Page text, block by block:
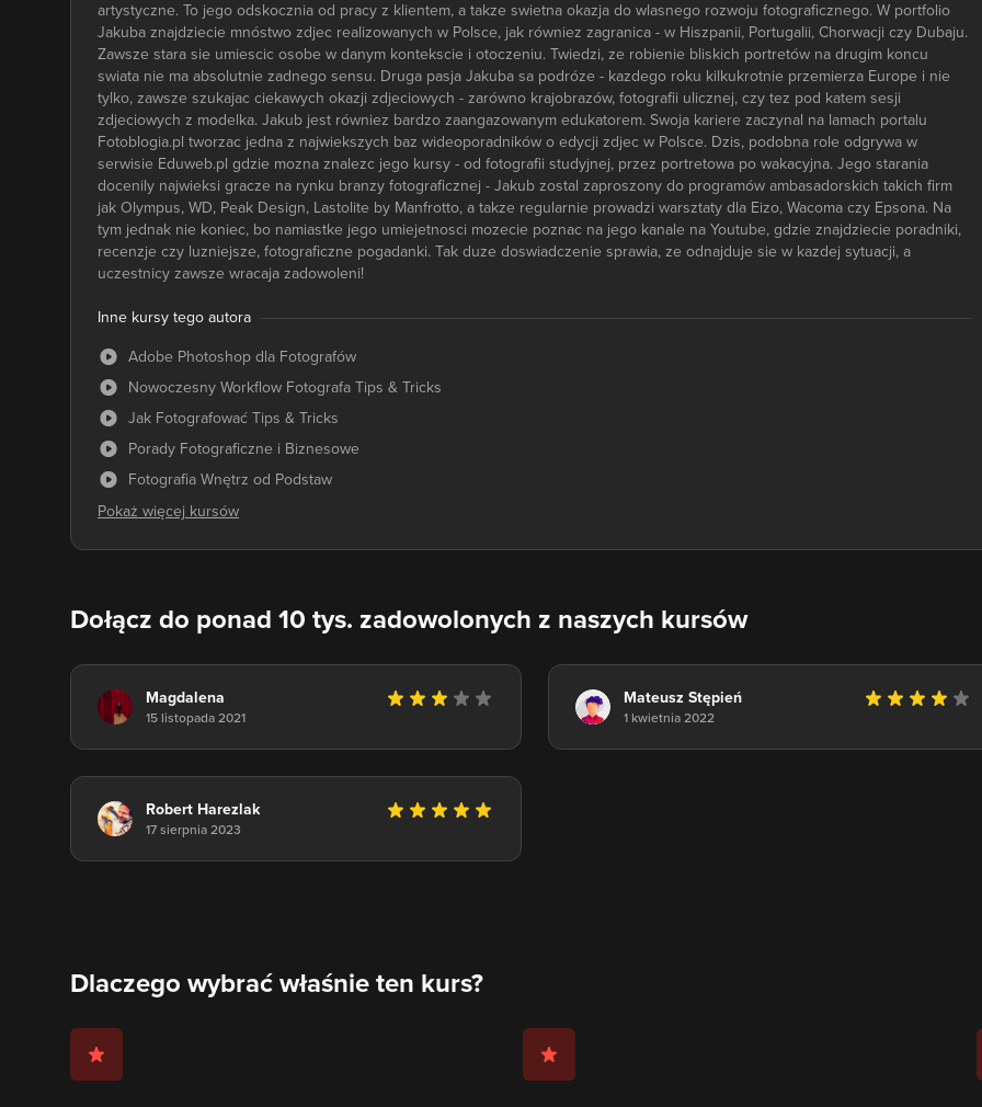
artystyczne. To jego odskocznia od pracy z klientem, a takze swietna okazja do wlasnego rozwoju fotograficznego. W portfolio
Jakuba znajdziecie mnóstwo zdjec realizowanych w Polsce, jak równiez zagranica - w Hiszpanii, Portugalii, Chorwacji czy Dubaju.
Zawsze stara sie umiescic osobe w danym kontekscie i otoczeniu. Twiedzi, ze robienie bliskich portretów na drugim koncu
swiata nie ma absolutnie zadnego sensu. Druga pasja Jakuba sa podróze - kazdego roku kilkukrotnie przemierza Europe i nie
tylko, zawsze szukajac ciekawych okazji zdjeciowych - zarówno krajobrazów, fotografii ulicznej, czy tez pod katem sesji
zdjeciowych z modelka. Jakub jest równiez bardzo zaangazowanym edukatorem. Swoja kariere zaczynal na lamach portalu
Fotoblogia.pl tworzac jedna z najwiekszych baz wideoporadników o edycji zdjec w Polsce. Dzis, podobna role odgrywa w
serwisie Eduweb.pl gdzie mozna znalezc jego kursy - od fotografii studyjnej, przez portretowa po wakacyjna. Jego starania
docenily najwieksi gracze na rynku branzy fotograficznej - Jakub zostal zaproszony do programów ambasadorskich takich firm
jak Olympus, WD, Peak Design, Lastolite by Manfrotto, a takze regularnie prowadzi warsztaty dla Eizo, Wacoma czy Epsona. Na
tym jednak nie koniec, bo namiastke jego umiejetnosci mozecie poznac na jego kanale na Youtube, gdzie znajdziecie poradniki,
recenzje czy luzniejsze, fotograficzne pogadanki. Tak duze doswiadczenie sprawia, ze odnajduje sie w kazdej sytuacji, a
uczestnicy zawsze wracaja zadowoleni!
Inne kursy tego autora
Adobe Photoshop dla Fotografów
Nowoczesny Workflow Fotografa Tips & Tricks
Jak Fotografować Tips & Tricks
Porady Fotograficzne i Biznesowe
Fotografia Wnętrz od Podstaw
Dołącz do ponad 10 tys. zadowolonych z naszych kursów
Magdalena
15 listopada 2021
Mateusz Stępień
1 kwietnia 2022
Robert Harezlak
17 sierpnia 2023
Dlaczego wybrać właśnie ten kurs?